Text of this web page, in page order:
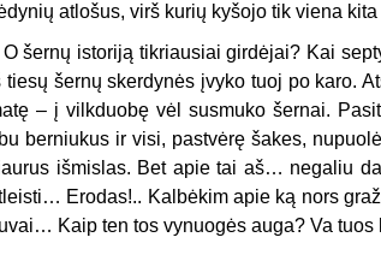
atlošus, virš kurių kyšojo tik viena
šernų istoriją tikriausiai girdėjai? Kai
tiesų šernų skerdynės įvyko tuoj po karo.
– į vilkduobę vėl susmuko šernai.
berniukus ir visi, pastvėrę šakes,
išmislas. Bet apie tai aš… negaliu
Erodas!.. Kalbėkim apie ką nors
Kaip ten tos vynuogės auga? Va